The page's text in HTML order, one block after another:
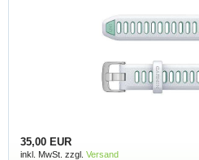
35,00 EUR
inkl. MwSt. zzgl. Versand